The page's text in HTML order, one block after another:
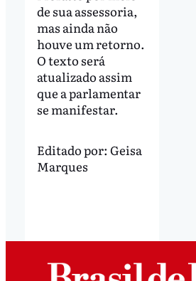
de sua assessoria,
mas ainda não
houve um retorno.
O texto será
atualizado assim
que a parlamentar
se manifestar.
Editado por: Geisa
Marques